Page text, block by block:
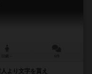
より文字を貰え